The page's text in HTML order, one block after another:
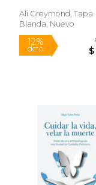
15%
dcto.
(en Inglés)
Ali Greymond, Tapa
Blanda, Nuevo